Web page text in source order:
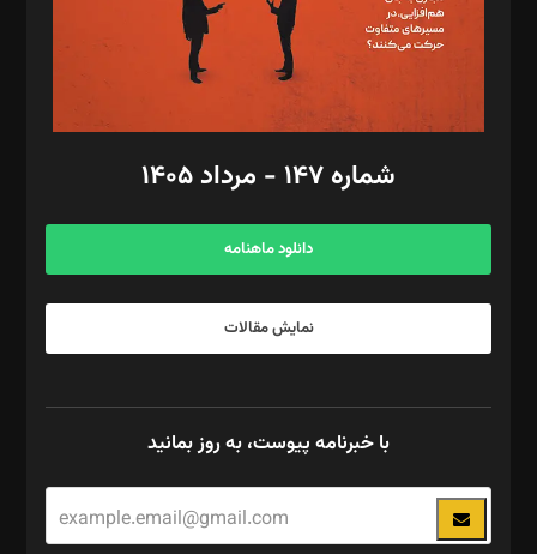
فیلمبرداری و عکاسی: امیر شفیعی، مانی لطفی زاده
گرافیک و صفحه‌آرایی: سید‌سبحان‌علی ثابت
مد‌یر توسعه تجاری: کامبیز برید‌
امور مالی: شاپور رهبری، محمد‌ کاظمی‌نیا
آگهی و مشترکین: ۰۹۱۹۹۹۹۰۴۵۴
شماره ۱۴۷ - مرداد ۱۴۰۵
دانلود ماهنامه
نمایش مقالات
با خبرنامه پیوست، به روز بمانید